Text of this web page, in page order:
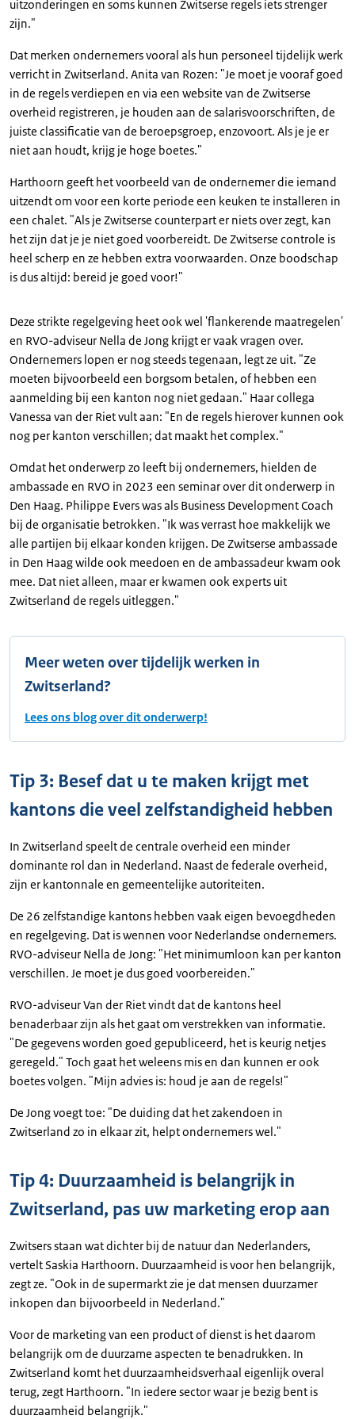
uitzonderingen en soms kunnen Zwitserse regels iets strenger
zijn."
Dat merken ondernemers vooral als hun personeel tijdelijk werk
verricht in Zwitserland. Anita van Rozen: "Je moet je vooraf goed
in de regels verdiepen en via een website van de Zwitserse
overheid registreren, je houden aan de salarisvoorschriften, de
juiste classificatie van de beroepsgroep, enzovoort. Als je je er
niet aan houdt, krijg je hoge boetes."
Harthoorn geeft het voorbeeld van de ondernemer die iemand
uitzendt om voor een korte periode een keuken te installeren in
een chalet. "Als je Zwitserse counterpart er niets over zegt, kan
het zijn dat je je niet goed voorbereidt. De Zwitserse controle is
heel scherp en ze hebben extra voorwaarden. Onze boodschap
is dus altijd: bereid je goed voor!"
Deze strikte regelgeving heet ook wel 'flankerende maatregelen'
en RVO-adviseur Nella de Jong krijgt er vaak vragen over.
Ondernemers lopen er nog steeds tegenaan, legt ze uit. "Ze
moeten bijvoorbeeld een borgsom betalen, of hebben een
aanmelding bij een kanton nog niet gedaan." Haar collega
Vanessa van der Riet vult aan: "En de regels hierover kunnen ook
nog per kanton verschillen; dat maakt het complex."
Omdat het onderwerp zo leeft bij ondernemers, hielden de
ambassade en RVO in 2023 een seminar over dit onderwerp in
Den Haag. Philippe Evers was als Business Development Coach
bij de organisatie betrokken. "Ik was verrast hoe makkelijk we
alle partijen bij elkaar konden krijgen. De Zwitserse ambassade
in Den Haag wilde ook meedoen en de ambassadeur kwam ook
mee. Dat niet alleen, maar er kwamen ook experts uit
Zwitserland de regels uitleggen."
Meer weten over tijdelijk werken in
Zwitserland?
Lees ons blog over dit onderwerp!
Tip 3: Besef dat u te maken krijgt met
kantons die veel zelfstandigheid hebben
In Zwitserland speelt de centrale overheid een minder
dominante rol dan in Nederland. Naast de federale overheid,
zijn er kantonnale en gemeentelijke autoriteiten.
De 26 zelfstandige kantons hebben vaak eigen bevoegdheden
en regelgeving. Dat is wennen voor Nederlandse ondernemers.
RVO-adviseur Nella de Jong: "Het minimumloon kan per kanton
verschillen. Je moet je dus goed voorbereiden."
RVO-adviseur Van der Riet vindt dat de kantons heel
benaderbaar zijn als het gaat om verstrekken van informatie.
"De gegevens worden goed gepubliceerd, het is keurig netjes
geregeld." Toch gaat het weleens mis en dan kunnen er ook
boetes volgen. "Mijn advies is: houd je aan de regels!"
De Jong voegt toe: "De duiding dat het zakendoen in
Zwitserland zo in elkaar zit, helpt ondernemers wel."
Tip 4: Duurzaamheid is belangrijk in
Zwitserland, pas uw marketing erop aan
Zwitsers staan wat dichter bij de natuur dan Nederlanders,
vertelt Saskia Harthoorn. Duurzaamheid is voor hen belangrijk,
zegt ze. "Ook in de supermarkt zie je dat mensen duurzamer
inkopen dan bijvoorbeeld in Nederland."
Voor de marketing van een product of dienst is het daarom
belangrijk om de duurzame aspecten te benadrukken. In
Zwitserland komt het duurzaamheidsverhaal eigenlijk overal
terug, zegt Harthoorn. "In iedere sector waar je bezig bent is
duurzaamheid belangrijk."